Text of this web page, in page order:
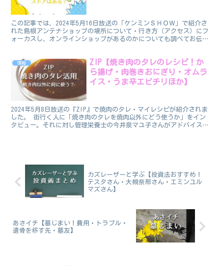
この記事では、2024年5月16日放送の「ケンミンＳＨＯＷ」で紹介さ
れた島根アンテナショップの場所について・行き方（アクセス）にフ
ォーカスし、オンラインショップがあるのかについても調べてお伝え
情報
ZIP【焼き肉のタレのレシピ！か
ら揚げ・肉巻きおにぎり・オムラ
イス・うま辛エビチリほか】
2024年5月8日放送の『ZIP』で焼肉のタレ・マイレシピが紹介されま
した。 街行く人に「焼き肉のタレを焼肉以外にどう使うか」をイン
タビュー。それに対し管理栄養士の今井泉マユ子さんがアドバイス。
カズレーザーと学ぶ【投資法おすすめ！
テスタさん・大槻奈那さん・エミンユル
マズさん】
あさイチ【墓じまい！費用・トラブル・
遺骨を移す先・墓友】